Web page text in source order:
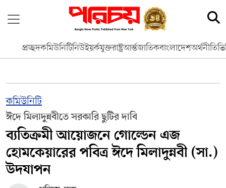
প্রচ্ছদকমিউনিটিনিউইয়র্কযুক্তরাষ্ট্রআর্ন্তজাতিকবাংলাদেশঅর্থনীতি
কমিউনিটি
ঈদে মিলাদুন্নবীতে সরকারি ছুটির দাবি
ব্যতিক্রমী আয়োজনে গোল্ডেন এজ
হোমকেয়ারের পবিত্র ঈদে মিলাদুন্নবী (সা.)
উদযাপন